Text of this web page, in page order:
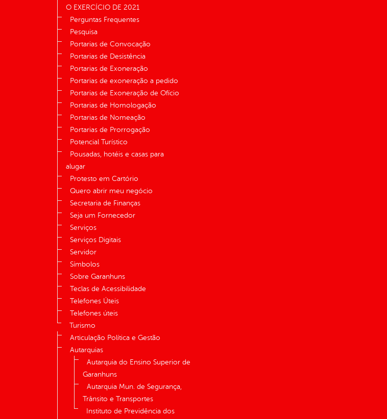
O EXERCÍCIO DE 2021
Perguntas Frequentes
Pesquisa
Portarias de Convocação
Portarias de Desistência
Portarias de Exoneração
Portarias de exoneração a pedido
Portarias de Exoneração de Ofício
Portarias de Homologação
Portarias de Nomeação
Portarias de Prorrogação
Potencial Turístico
Pousadas, hotéis e casas para
alugar
Protesto em Cartório
Quero abrir meu negócio
Secretaria de Finanças
Seja um Fornecedor
Serviços
Serviços Digitais
Servidor
Símbolos
Sobre Garanhuns
Teclas de Acessibilidade
Telefones Úteis
Telefones úteis
Turismo
Articulação Política e Gestão
Autarquias
Autarquia do Ensino Superior de
Garanhuns
Autarquia Mun. de Segurança,
Trânsito e Transportes
Instituto de Previdência dos